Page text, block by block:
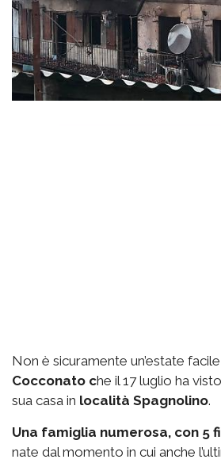
Non è sicuramente un’estate
Cocconato che il 17 luglio ha
sua casa in località Spagnolino.
Una famiglia numerosa, con 5
nate dal momento in cui anche